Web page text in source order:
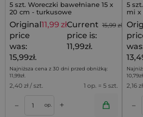
5 szt. Woreczki bawełniane 15 x
20 cm - turkusowe
15,99 zł
Original
price
was:
15,99zł.
11,99 złCurrent
price is:
11,99zł.
Najniższa cena z 30 dni przed obniżką:
11,99zł.
2,40 zł / szt. 1 op. = 5 szt.
– op. +
5
mi x
10,79zł.
2,16
–
Dodaj do koszyka